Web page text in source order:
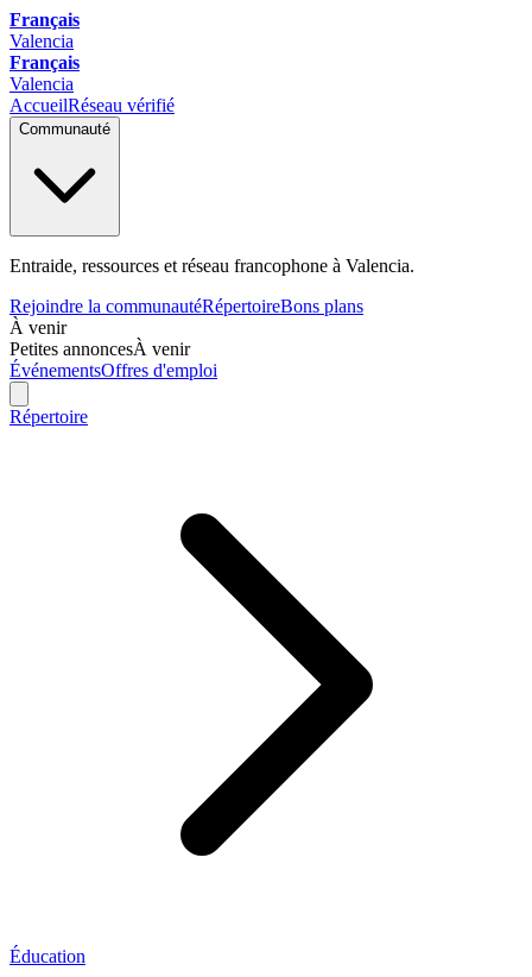
Français
Valencia
Français
Valencia
AccueilRéseau vérifié
Communauté
Entraide, ressources et réseau francophone à Valencia.
Rejoindre la communautéRépertoireBons plans
À venir
Petites annoncesÀ venir
ÉvénementsOffres d'emploi
Répertoire
Éducation